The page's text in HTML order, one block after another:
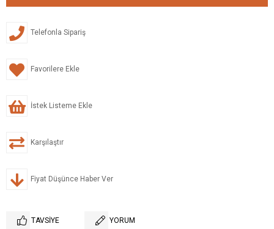
Telefonla Sipariş
Favorilere Ekle
İstek Listeme Ekle
Karşılaştır
Fiyat Düşünce Haber Ver
TAVSIYE YORUM